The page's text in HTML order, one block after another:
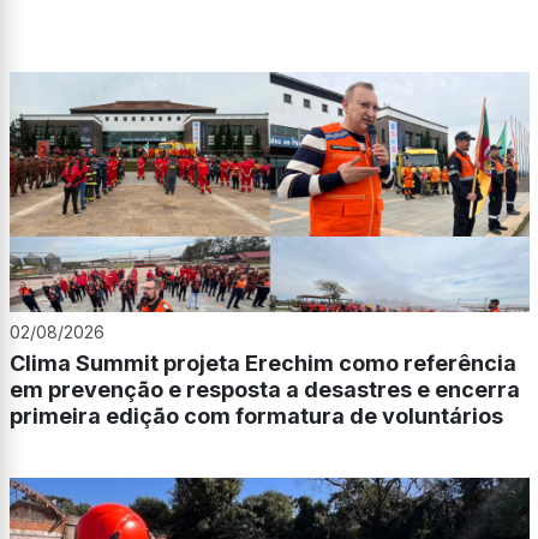
02/08/2026
Clima Summit projeta Erechim como referência
em prevenção e resposta a desastres e encerra
primeira edição com formatura de voluntários